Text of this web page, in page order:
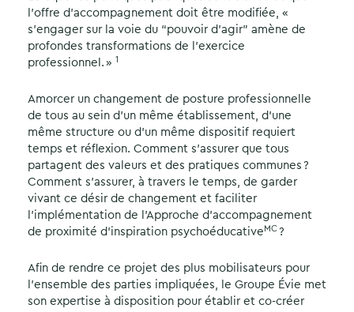
l’offre d’accompagnement doit être modifiée, «
s’engager sur la voie du “pouvoir d’agir” amène de
profondes transformations de l’exercice
professionnel. » 1
Amorcer un changement de posture professionnelle
de tous au sein d’un même établissement, d’une
même structure ou d’un même dispositif requiert
temps et réflexion. Comment s’assurer que tous
partagent des valeurs et des pratiques communes ?
Comment s’assurer, à travers le temps, de garder
vivant ce désir de changement et faciliter
l’implémentation de l’Approche d’accompagnement
de proximité d’inspiration psychoéducativeMC ?
Afin de rendre ce projet des plus mobilisateurs pour
l’ensemble des parties impliquées, le Groupe Évie met
son expertise à disposition pour établir et co-créer